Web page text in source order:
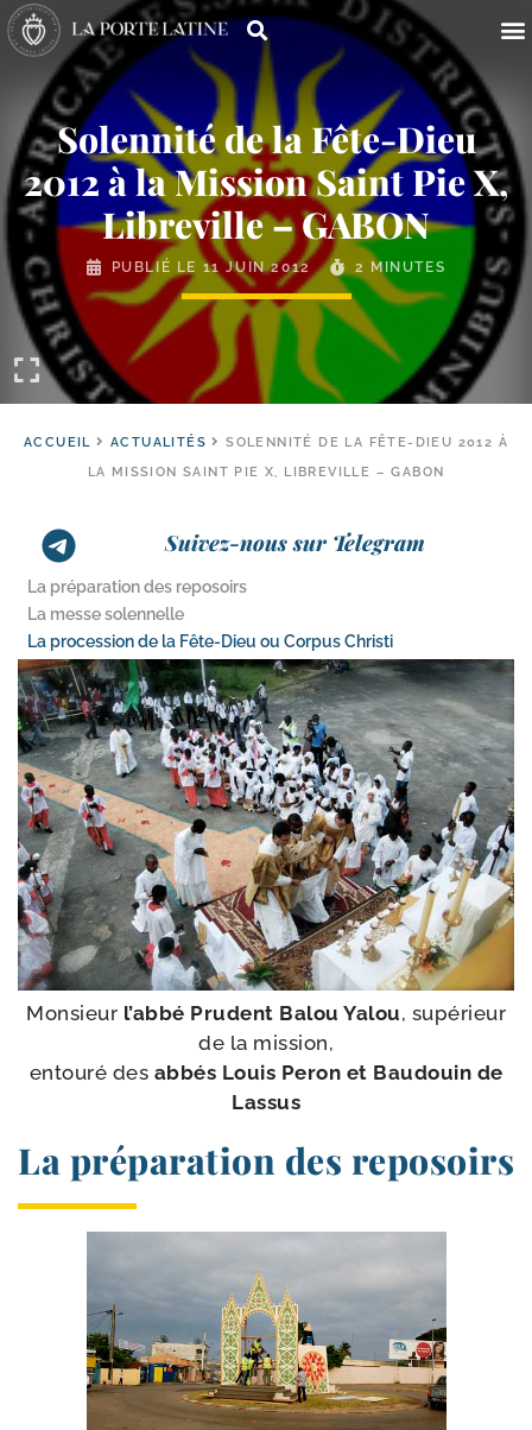
Solennité de la Fête-​Dieu
2012 à la Mission Saint Pie X,
Libreville – GABON
PUBLIÉ LE 11 JUIN 2012 2 MINUTES
ACCUEIL ACTUALITÉS
SOLENNITÉ DE LA FÊTE-DIEU 2012 À
LA MISSION SAINT PIE X, LIBREVILLE – GABON
Suivez-nous sur Telegram
La préparation des reposoirs
La messe solennelle
La procession de la Fête-​Dieu ou Corpus Christi
Monsieur l’ab­bé Prudent Balou Yalou, supé­rieur
de la mission,
entou­ré des abbés Louis Peron et Baudouin de
Lassus
La préparation des reposoirs